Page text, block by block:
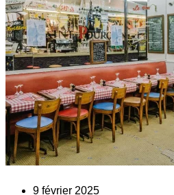
9 février 2025